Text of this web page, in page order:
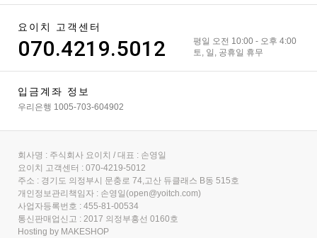
요이치 고객센터
070.4219.5012
평일 오전 10:00 - 오후 4:00
토, 일, 공휴일 휴무
입금계좌 정보
우리은행 1005-703-604902
회사명 : 주식회사 요이치 / 대표 : 손영일
요이치 고객센터 : 070-4219-5012
주소 : 경기도 의정부시 문충로 74,고산 듀클래스 B동 515호
개인정보관리책임자 : 손영일(open@yoitch.com)
사업자등록번호 : 455-81-00534
통신판매업신고 : 2017 의정부흥선 0160호
Hosting by MAKESHOP